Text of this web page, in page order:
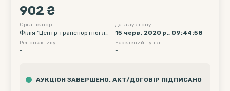
відправка) /// Кількість вагонів - 5, Рухомий
склад - напіввагони - 60, Полігон навантаження
- Без обмеження (УЗ, СНД та треті країни), Дата
подачі вагону початкова - 2020-06-22 00:00,
Дата подачі вагону кінцева -...
902 ₴
Організатор
Філія "Центр транспортної ло
гістики" АТ "Укрзалізниця"
Дата аукціону
15 черв. 2020 р., 09:44:58
Регіон активу
-
Населений пункт
-
АУКЦІОН ЗАВЕРШЕНО. АКТ/ДОГОВІР ПІДПИСАНО